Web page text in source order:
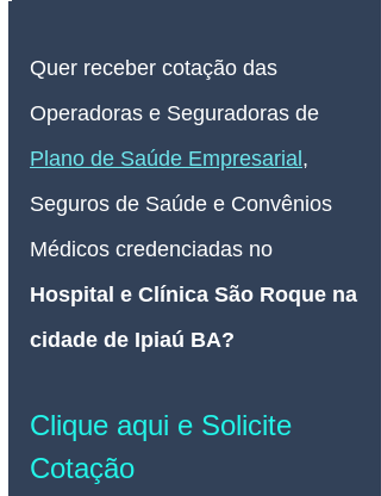
Quer receber cotação das
Operadoras e Seguradoras de
Plano de Saúde Empresarial ,
Seguros de Saúde e Convênios
Médicos credenciadas no
Hospital e Clínica São Roque na
cidade de Ipiaú BA?
Clique aqui e Solicite
Cotação